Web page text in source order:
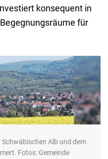
konsequent in
für
Alb und dem
Fotos: Gemeinde